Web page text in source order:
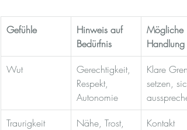
Gefühle
Hinweis auf
Bedürfnis
Mögliche
Handlung
Wut
Gerechtigkeit,
Respekt,
Autonomie
Klare
setzen,
Traurigkeit
Nähe, Trost,
Kontakt